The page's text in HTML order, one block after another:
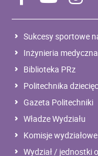
Sukcesy sportowe
Inżynieria medyczna
Biblioteka PRz
Politechnika
Gazeta Politechniki
Władze Wydziału
Komisje
Wydział / jednostki